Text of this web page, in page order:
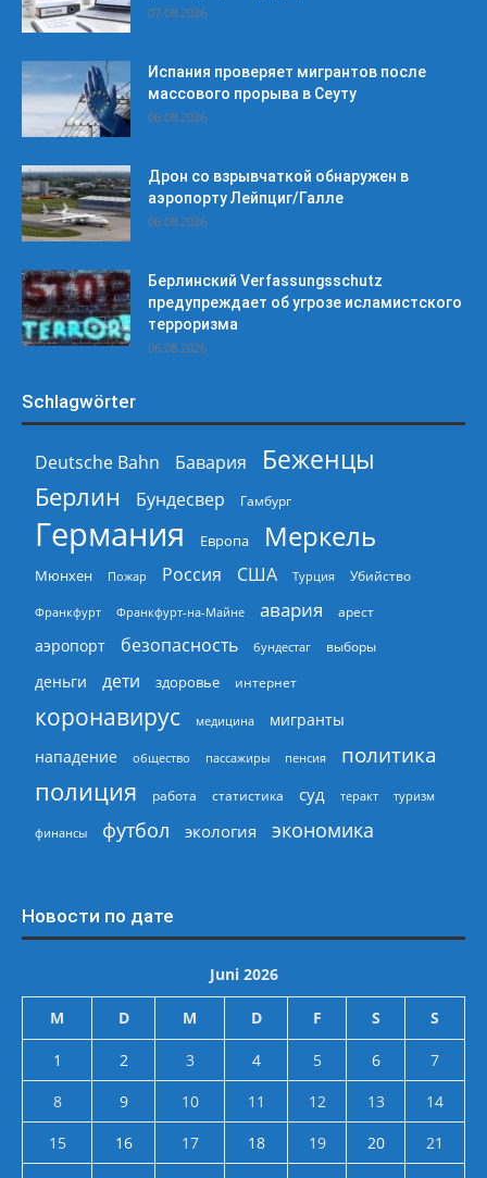
07.08.2026
Испания проверяет мигрантов после
массового прорыва в Сеуту
06.08.2026
Дрон со взрывчаткой обнаружен в
аэропорту Лейпциг/Галле
06.08.2026
Берлинский Verfassungsschutz
предупреждает об угрозе исламистского
терроризма
06.08.2026
Schlagwörter
Deutsche Bahn Бавария
Беженцы
Берлин
Бундесвер Гамбург
Германия Европа Меркель
Мюнхен Пожар Россия США Турция Убийство
Франкфурт Франкфурт-на-Майне авария арест
аэропорт безопасность бундестаг выборы
деньги дети здоровье интернет
коронавирус медицина
мигранты
нападение
общество пассажиры пенсия политика
полиция работа статистика суд теракт туризм
финансы футбол экология экономика
Новости по дате
Juni 2026
M D M D F S S
1 2 3 4 5 6
7
8
9 10 11 12 13
14
15
16 17 18 19 20
21